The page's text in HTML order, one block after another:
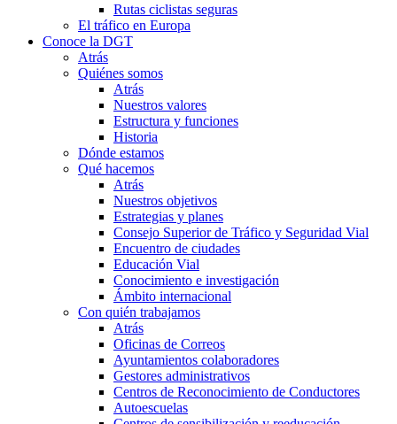
Rutas ciclistas seguras
El tráfico en Europa
Conoce la DGT
Atrás
Quiénes somos
Atrás
Nuestros valores
Estructura y funciones
Historia
Dónde estamos
Qué hacemos
Atrás
Nuestros objetivos
Estrategias y planes
Consejo Superior de Tráfico y Seguridad Vial
Encuentro de ciudades
Educación Vial
Conocimiento e investigación
Ámbito internacional
Con quién trabajamos
Atrás
Oficinas de Correos
Ayuntamientos colaboradores
Gestores administrativos
Centros de Reconocimiento de Conductores
Autoescuelas